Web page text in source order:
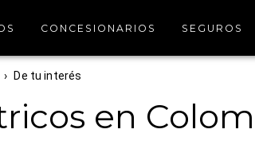
CONCESIONARIOS SEGUROS
› De tu interés
en